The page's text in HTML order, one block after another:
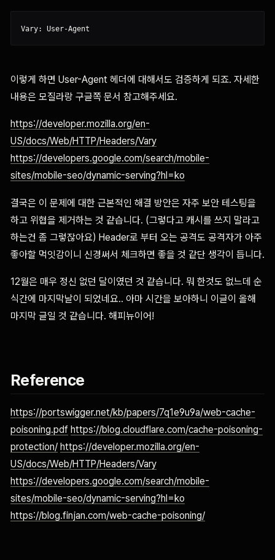
이렇게 하면 User-Agent 헤더에 대해서도 검증하게 되죠. 자세한
내용은 모질라랑 구글쪽 문서 참고해주세요.
https://developer.mozilla.org/en-
US/docs/Web/HTTP/Headers/Vary
https://developers.google.com/search/mobile-
sites/mobile-seo/dynamic-serving?hl=ko
결국은 이 문제에 대한 근본적인 해결 방안은 자주 보안 테스팅을
하고 위협을 제거하는 것 같습니다. (그렇다고 캐시를 쓰지 말라고
하는건 좀 그렇잖아요) Header로 부터 오는 공격도 공격자가 아주
좋아할 먹잇감이니 신경써서 체크하면 좋을 것 같단 생각이 듭니다.
12월은 매우 정신 없던 달이였던 것 같습니다. 뭐 한것도 없느데 순
식간에 마지막날이 되었네요.. 아마 시간을 보아하니 이글이 올해
마지막 글일 것 같습니다. 해피뉴이어!
Reference
https://portswigger.net/kb/papers/7q1e9u9a/web-cache-
poisoning.pdf https://blog.cloudflare.com/cache-poisoning-
protection/ https://developer.mozilla.org/en-
US/docs/Web/HTTP/Headers/Vary
https://developers.google.com/search/mobile-
sites/mobile-seo/dynamic-serving?hl=ko
https://blog.finjan.com/web-cache-poisoning/